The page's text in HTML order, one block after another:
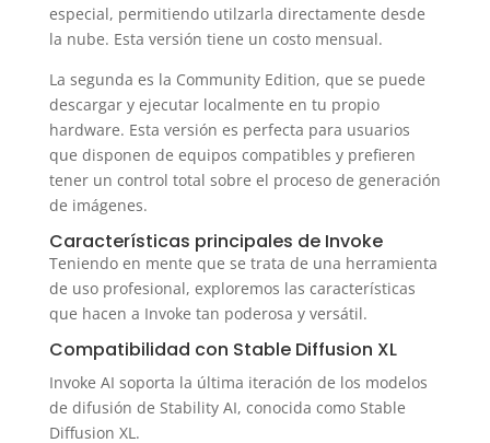
especial, permitiendo utilzarla directamente desde
la nube. Esta versión tiene un costo mensual.
La segunda es la Community Edition, que se puede
descargar y ejecutar localmente en tu propio
hardware. Esta versión es perfecta para usuarios
que disponen de equipos compatibles y prefieren
tener un control total sobre el proceso de generación
de imágenes.
Características principales de Invoke
Teniendo en mente que se trata de una herramienta
de uso profesional, exploremos las características
que hacen a Invoke tan poderosa y versátil.
Compatibilidad con Stable Diffusion XL
Invoke AI soporta la última iteración de los modelos
de difusión de Stability AI, conocida como Stable
Diffusion XL.